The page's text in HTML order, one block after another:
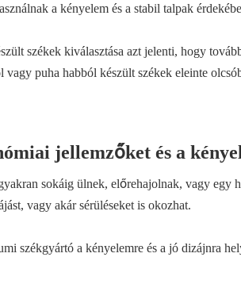
a kényelem és a stabil talpak
székek kiválasztása azt jelenti, hogy
puha habból készült székek eleinte
jellemzőket és a
sokáig ülnek, előrehajolnak, vagy egy
vagy akár sérüléseket is okozhat.
székgyártó a kényelemre és a jó dizájnra